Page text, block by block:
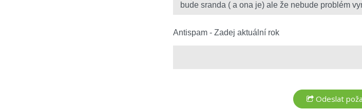
Antispam - Zadej aktuální rok